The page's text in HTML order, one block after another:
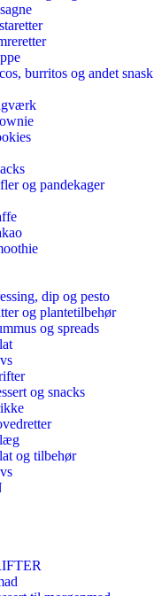
burritos og andet snask
og pandekager
dip og pesto
og plantetilbehør
og spreads
og snacks
og tilbehør